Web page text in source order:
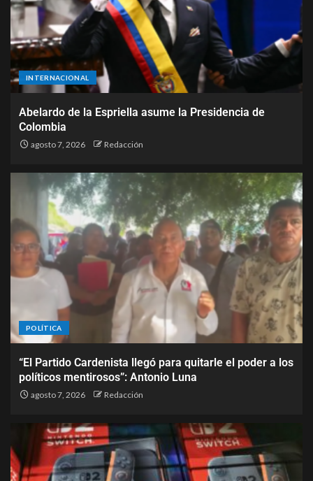
INTERNACIONAL
Abelardo de la Espriella asume la Presidencia de
Colombia
agosto 7, 2026 Redacción
POLÍTICA
“El Partido Cardenista llegó para quitarle el poder a los
políticos mentirosos”: Antonio Luna
agosto 7, 2026 Redacción